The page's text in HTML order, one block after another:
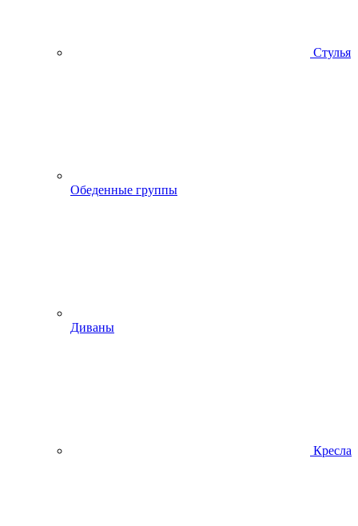
Стулья
Обеденные группы
Диваны
Кресла